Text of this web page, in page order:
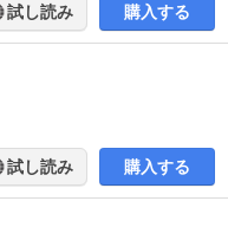
試し読み 購入する
試し読み 購入する